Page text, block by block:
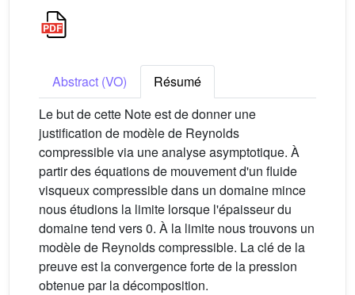
Abstract (VO)
Résumé
Le but de cette Note est de donner une
justification de modèle de Reynolds
compressible via une analyse asymptotique. À
partir des équations de mouvement d'un fluide
visqueux compressible dans un domaine mince
nous étudions la limite lorsque l'épaisseur du
domaine tend vers 0. À la limite nous trouvons un
modèle de Reynolds compressible. La clé de la
preuve est la convergence forte de la pression
obtenue par la décomposition.